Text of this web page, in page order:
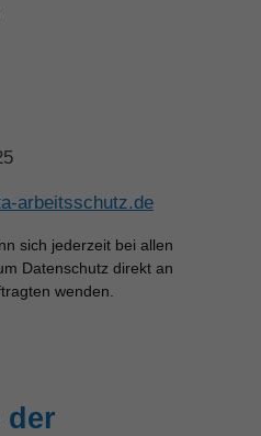
arbeitsschutz.de
sich jederzeit bei allen
Datenschutz direkt an
wenden.
der